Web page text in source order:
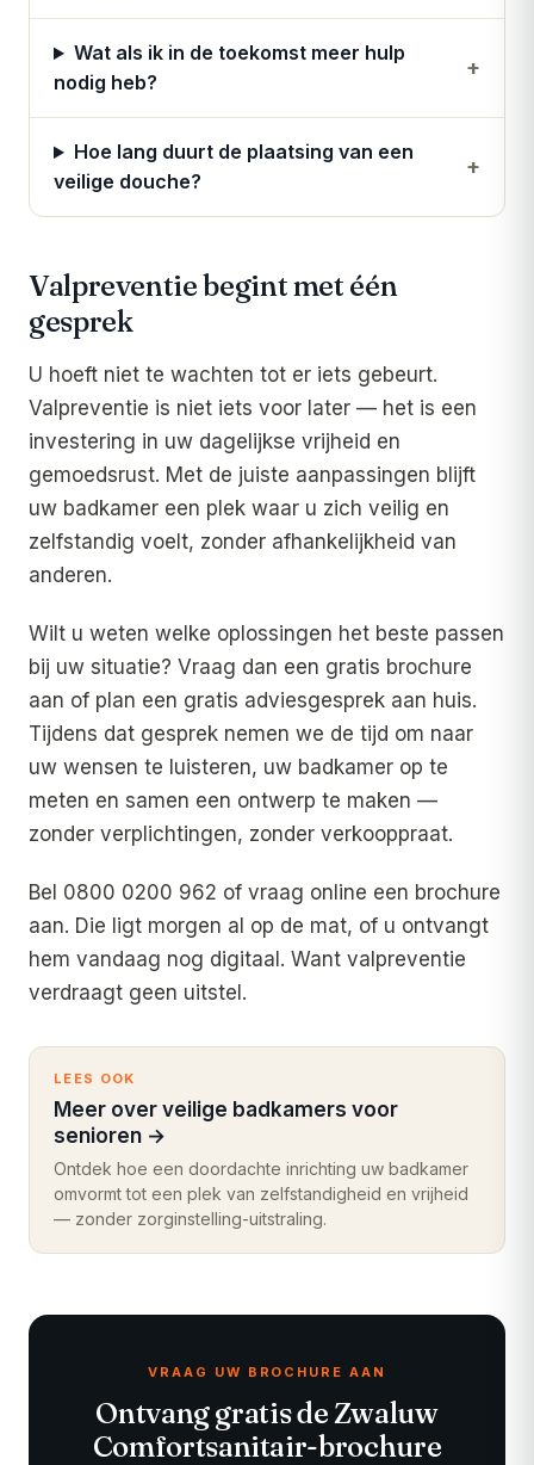
Wat als ik in de toekomst meer hulp
nodig heb?
+
Hoe lang duurt de plaatsing van een
veilige douche?
+
Valpreventie begint met één
gesprek
U hoeft niet te wachten tot er iets gebeurt.
Valpreventie is niet iets voor later — het is een
investering in uw dagelijkse vrijheid en
gemoedsrust. Met de juiste aanpassingen blijft
uw badkamer een plek waar u zich veilig en
zelfstandig voelt, zonder afhankelijkheid van
anderen.
Wilt u weten welke oplossingen het beste passen
bij uw situatie? Vraag dan een gratis brochure
aan of plan een gratis adviesgesprek aan huis.
Tijdens dat gesprek nemen we de tijd om naar
uw wensen te luisteren, uw badkamer op te
meten en samen een ontwerp te maken —
zonder verplichtingen, zonder verkooppraat.
Bel 0800 0200 962 of vraag online een brochure
aan. Die ligt morgen al op de mat, of u ontvangt
hem vandaag nog digitaal. Want valpreventie
verdraagt geen uitstel.
LEES OOK
Meer over veilige badkamers voor
senioren →
Ontdek hoe een doordachte inrichting uw badkamer
omvormt tot een plek van zelfstandigheid en vrijheid
— zonder zorginstelling-uitstraling.
VRAAG UW BROCHURE AAN
Ontvang gratis de Zwaluw
Comfortsanitair-brochure